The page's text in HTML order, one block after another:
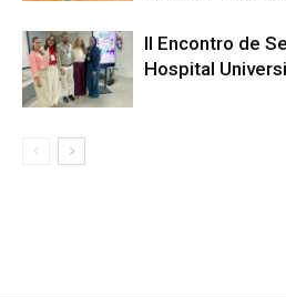
II Encontro de
Hospital